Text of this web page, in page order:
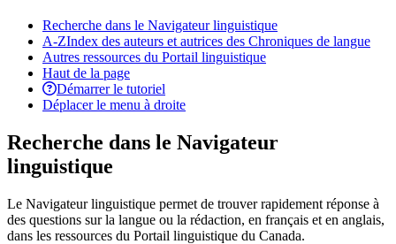
Recherche dans le Navigateur linguistique
A-ZIndex des auteurs et autrices des Chroniques de langue
Autres ressources du Portail linguistique
Haut de la page
Démarrer le tutoriel
Déplacer le menu à droite
Recherche dans le Navigateur
linguistique
Le Navigateur linguistique permet de trouver rapidement réponse à
des questions sur la langue ou la rédaction, en français et en anglais,
dans les ressources du Portail linguistique du Canada.